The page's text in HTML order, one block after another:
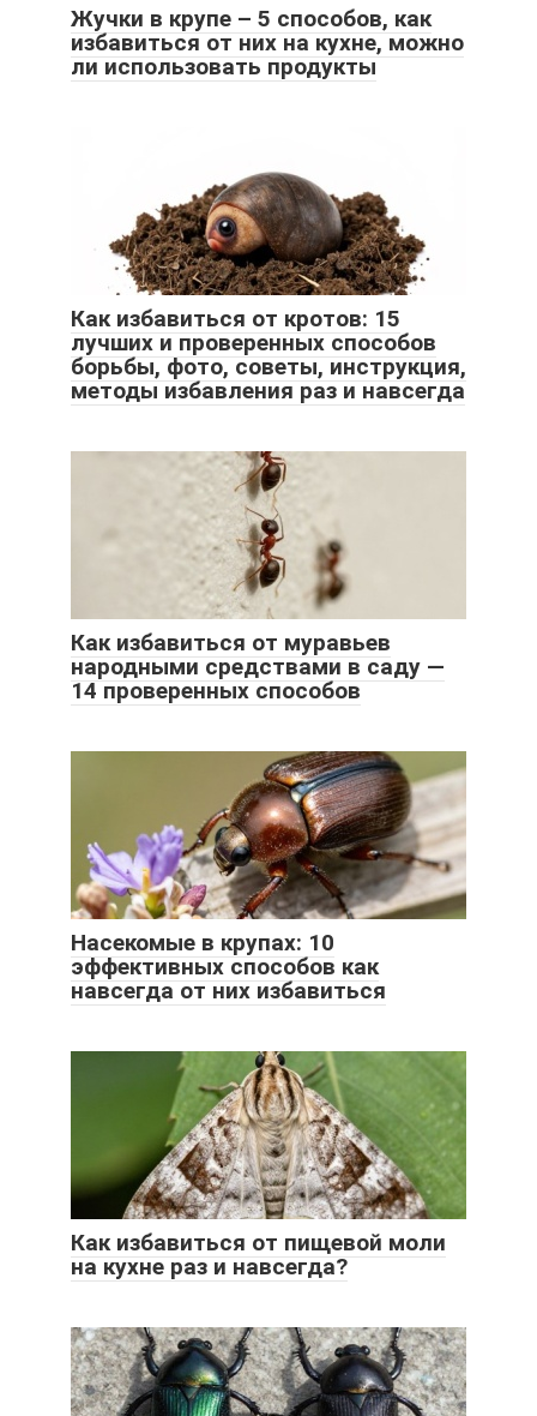
Жучки в крупе – 5 способов, как
избавиться от них на кухне, можно
ли использовать продукты
Как избавиться от кротов: 15
лучших и проверенных способов
борьбы, фото, советы, инструкция,
методы избавления раз и навсегда
Как избавиться от муравьев
народными средствами в саду —
14 проверенных способов
Насекомые в крупах: 10
эффективных способов как
навсегда от них избавиться
Как избавиться от пищевой моли
на кухне раз и навсегда?